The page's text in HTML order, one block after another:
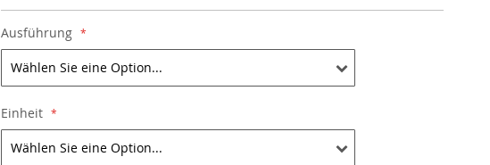
Ausführung
Einheit